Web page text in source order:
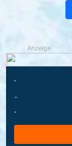
Anzeige
-
-
-